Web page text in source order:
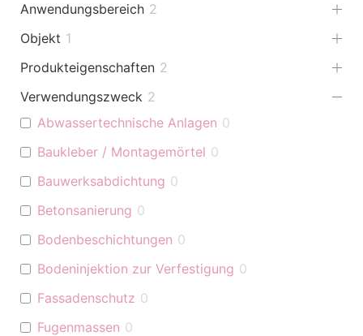
Anwendungsbereich 2
Objekt 1
Produkteigenschaften 2
Verwendungszweck 2
Abwassertechnische Anlagen 0
Baukleber / Montagemörtel 0
Bauwerksabdichtung 0
Betonsanierung 0
Bodenbeschichtungen 0
Bodeninjektion zur Verfestigung 0
Fassadenschutz 0
Fugenmassen 0